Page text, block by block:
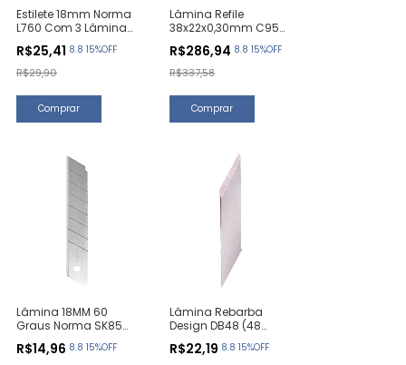
Estilete 18mm Norma
L760 Com 3 Lâminas
R$25,41 8.8 15%OFF
R$29,90
Lâmina Refile
38x22x0,30mm C95
R$286,94 8.8 15%OFF
R$337,58
Lâmina 18MM 60
Graus Norma SK85
R$14,96 8.8 15%OFF
Lâmina Rebarba
Design DB48 (48
R$22,19 8.8 15%OFF